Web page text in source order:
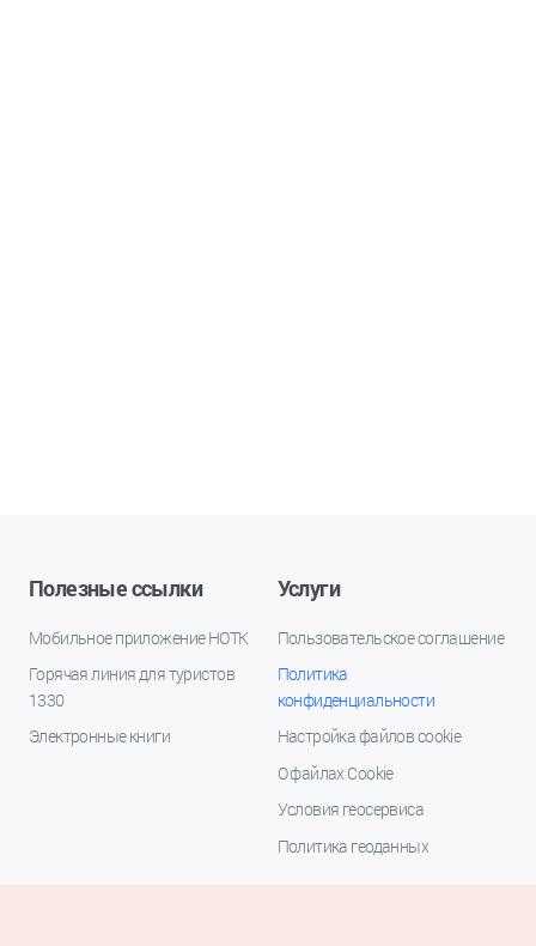
Полезные ссылки
Мобильное приложение НОТК
Горячая линия для туристов
1330
Электронные книги
Услуги
Пользовательское соглашение
Политика
конфиденциальности
Настройка файлов cookie
О файлах Cookie
Условия геосервиса
Политика геоданных